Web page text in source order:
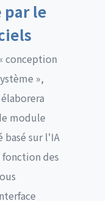
le
conception
»,
module
basé sur l'IA
fonction des